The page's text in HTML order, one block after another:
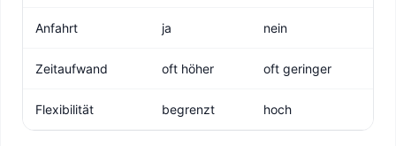
Anfahrt ja nein
Zeitaufwand oft höher oft geringer
Flexibilität begrenzt hoch